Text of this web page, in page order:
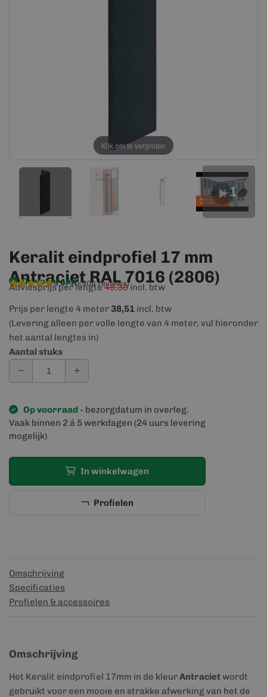
Klik om te vergroten
+1
Keralit eindprofiel 17 mm
Antraciet RAL 7016 (2806)
Op voorraad
9,4/10(906 reviews)
Adviesprijs per lengte45,30incl. btw
Prijs per lengte 4 meter38,51 incl. btw
(Levering alleen per volle lengte van 4 meter, vul hieronder
het aantal lengtes in)
Aantal stuks
Op voorraad - bezorgdatum in overleg.
Vaak binnen 2 á 5 werkdagen (24 uurs levering
mogelijk)
In winkelwagen
Profielen
Omschrijving
Specificaties
Profielen & accessoires
Omschrijving
Het Keralit eindprofiel 17mm in de kleurAntracietwordt
gebruikt voor een mooie en strakke afwerking van het de